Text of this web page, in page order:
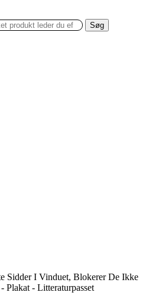
Søg
Sidder I Vinduet, Blokerer De Ikke
Plakat - Litteraturpasset